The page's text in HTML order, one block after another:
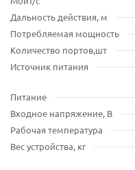
Дальность действия, м
Потребляемая мощность
Количество портов,шт
Источник питания
Питание
Входное напряжение, В
Рабочая температура
Вес устройства, кг